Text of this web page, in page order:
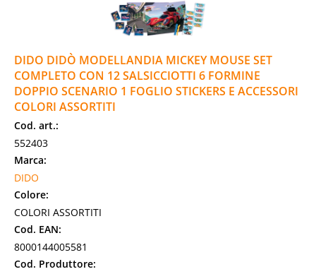
DIDO DIDÒ MODELLANDIA MICKEY MOUSE SET
COMPLETO CON 12 SALSICCIOTTI 6 FORMINE
DOPPIO SCENARIO 1 FOGLIO STICKERS E ACCESSORI
COLORI ASSORTITI
Cod. art.:
552403
Marca:
DIDO
Colore:
COLORI ASSORTITI
Cod. EAN:
8000144005581
Cod. Produttore: